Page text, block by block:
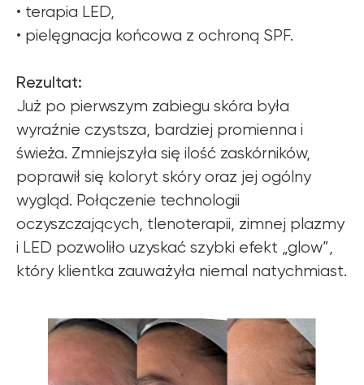
• terapia LED,
• pielęgnacja końcowa z ochroną SPF.
Rezultat:
Już po pierwszym zabiegu skóra była
wyraźnie czystsza, bardziej promienna i
świeża. Zmniejszyła się ilość zaskórników,
poprawił się koloryt skóry oraz jej ogólny
wygląd. Połączenie technologii
oczyszczających, tlenoterapii, zimnej plazmy
i LED pozwoliło uzyskać szybki efekt „glow”,
który klientka zauważyła niemal natychmiast.